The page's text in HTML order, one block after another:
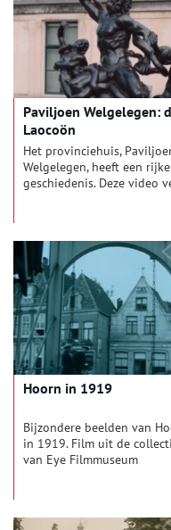
Paviljoen Welgelegen:
Laocoön
Het provinciehuis,
Welgelegen, heeft een rijke
geschiedenis. Deze video
Hoorn in 1919
Bijzondere beelden van
in 1919. Film uit de
van Eye Filmmuseum